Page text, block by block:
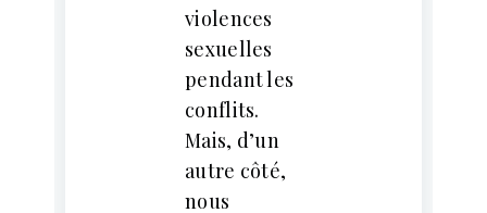
violences
sexuelles
pendant les
conflits.
Mais, d’un
autre côté,
nous